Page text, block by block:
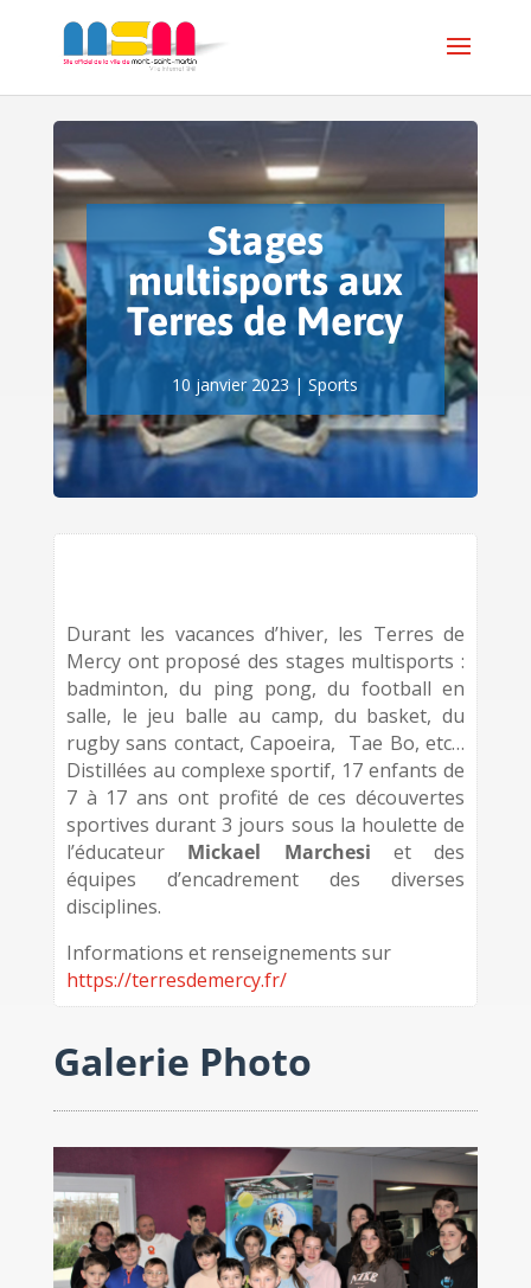
Stages
multisports aux
Terres de Mercy
10 janvier 2023 |Sports
Durant les vacances d’hiver, les Terres de
Mercy ont proposé des stages multisports :
badminton, du ping pong, du football en
salle, le jeu balle au camp, du basket, du
rugby sans contact, Capoeira, Tae Bo, etc…
Distillées au complexe sportif, 17 enfants de
7 à 17 ans ont profité de ces découvertes
sportives durant 3 jours sous la houlette de
l’éducateur Mickael Marchesi et des
équipes d’encadrement des diverses
disciplines.
Informations et renseignements sur
https://terresdemercy.fr/
Galerie Photo